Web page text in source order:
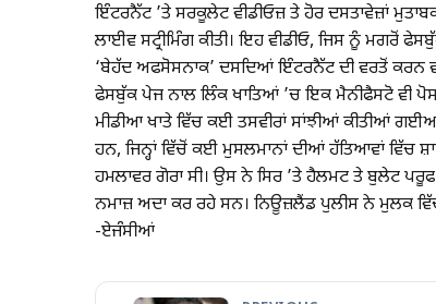
ਇੰਟਰਨੈੱਟ ’ਤੇ ਸਰਕੂਲੇਟ ਵੀਡੀਓਜ਼ ਤੇ ਹੋਰ ਦਸਤਾਵੇਜ਼ਾਂ
ਲਾਈਵ ਸਟ੍ਰੀਮਿੰਗ ਕੀਤੀ। ਇਹ ਵੀਡੀਓ, ਜਿਸ ਨੂੰ ਮਗਰੋਂ
‘ਬੇਹੱਦ ਅਫਸੋਸਨਾਕ’ ਦਸਦਿਆਂ ਇੰਟਰਨੈੱਟ ਦੀ ਵਰਤੋਂ ਕਰਨ
ਫੇਸਬੁੱਕ ਪੇਜ ਨਾਲ ਲਿੰਕ ਖਾਤਿਆਂ ’ਚ ਇਕ ਮੈਨੀਫੈਸਟੋ ਵੀ
ਮੀਡੀਆ ਖਾਤੇ ਵਿੱਚ ਕਈ ਤਸਵੀਰਾਂ ਸਾਂਝੀਆਂ ਕੀਤੀਆਂ
ਹਨ, ਜਿਨ੍ਹਾਂ ਵਿੱਚੋਂ ਕਈ ਮੁਸਲਮਾਨਾਂ ਦੀਆਂ ਹੱਤਿਆਵਾਂ
ਹਮਲਾਵਰ ਗੋਰਾ ਸੀ। ਉਸ ਨੇ ਸਿਰ ’ਤੇ ਹੈਲਮਟ ਤੇ ਬੁਲੇਟ
ਨਮਾਜ਼ ਅਦਾ ਕਰ ਰਹੇ ਸਨ। ਨਿਊਜ਼ਲੈਂਡ ਪੁਲੀਸ ਨੇ ਮੁਲਕ ਵਿੱਚ
-ਏਜੰਸੀਆਂ